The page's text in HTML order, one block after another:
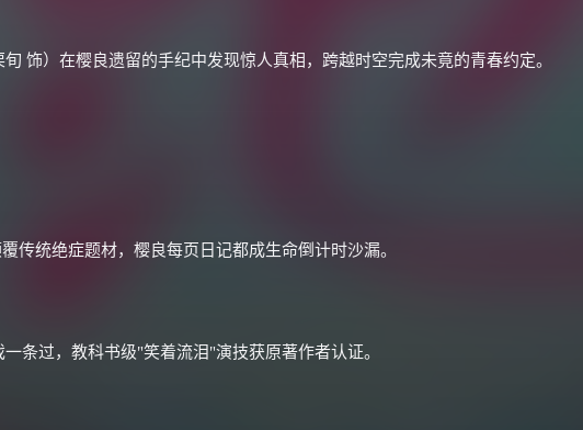
饰）在樱良遗留的手纪中发现惊人真相，跨越时空完成未竟的青春约定。
传统绝症题材，樱良每页日记都成生命倒计时沙漏。
条过，教科书级"笑着流泪"演技获原著作者认证。
☕
还有支付宝现金红包、外卖红包、